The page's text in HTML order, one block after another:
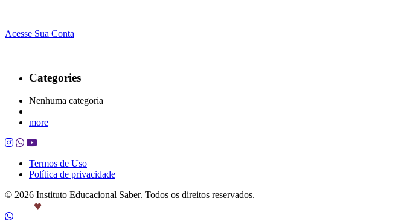
Acesse Sua Conta
Categories
Nenhuma categoria
more
Termos de Uso
Política de privacidade
© 2026 Instituto Educacional Saber. Todos os direitos reservados.
por Castanheira.Work